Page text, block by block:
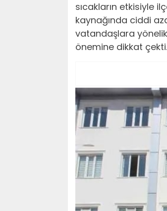
sıcakların etkisiyle
kaynağında ciddi
vatandaşlara yönelik
önemine dikkat çekti.